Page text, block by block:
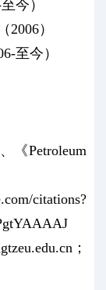
今）
）
至今）
《Petroleum
citations?
；